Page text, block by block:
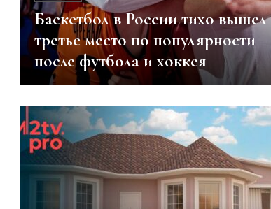
Баскетбол в России тихо вышел
третье место по популярности
после футбола и хоккея